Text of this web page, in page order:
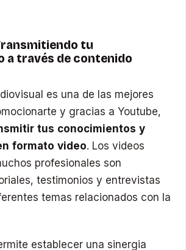
tu
a través de contenido
es una de las mejores
y gracias a Youtube,
tus conocimientos y
formato video. Los videos
profesionales son
testimonios y entrevistas
temas relacionados con la
establecer una sinergia